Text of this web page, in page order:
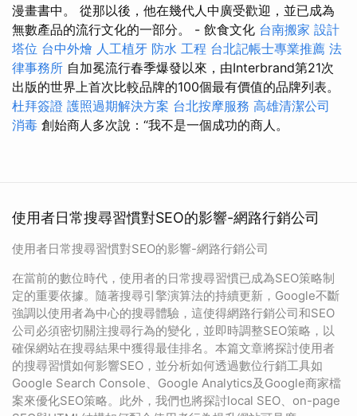
漫畫書中。 從那以後，他在幾代人中廣受歡迎，並已成為
無數產品的流行文化的一部分。 - 飲食文化 台南搬家 設計
塔位 台中外燴 人工植牙 防水 工程 台北記帳士專業推薦 法
律事務所 自加冕流行春季爆發以來，由Interbrand第21次
出版的世界上首次比較品牌的100個最有價值的品牌列表。
杜拜簽證 護照過期解決方案 台北按摩服務 高雄清潔公司
消毒 創始商人多次說：“我不是一個成功的商人。
使用者日常搜尋習慣對SEO的影響-網路行銷公司
使用者日常搜尋習慣對SEO的影響-網路行銷公司
在當前的數位時代，使用者的日常搜尋習慣已成為SEO策略制
定的重要依據。隨著搜尋引擎演算法的持續更新，Google不斷
強調以使用者為中心的搜尋體驗，這使得網路行銷公司和SEO
公司必須密切關注搜尋行為的變化，並即時調整SEO策略，以
確保網站在搜尋結果中獲得最佳排名。本篇文章將探討使用者
的搜尋習慣如何影響SEO，並分析如何透過數位行銷工具如
Google Search Console、Google Analytics及Google商家檔
案來優化SEO策略。此外，我們也將探討local SEO、on-page